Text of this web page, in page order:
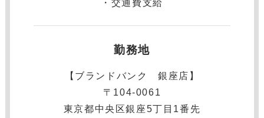
・交通費支給
勤務地
【ブランドバンク 銀座店】
〒104-0061
東京都中央区銀座5丁目1番先